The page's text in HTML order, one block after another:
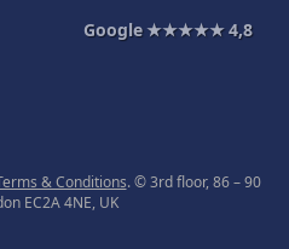
Google ★★★★★4,8
& Conditions. © 3rd floor, 86 – 90
EC2A 4NE, UK